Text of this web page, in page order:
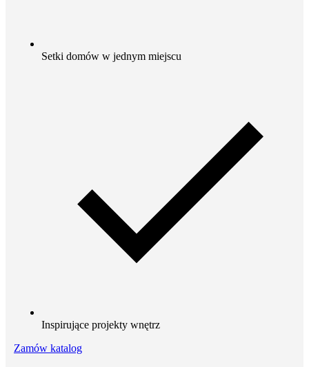
Setki domów w jednym miejscu
Inspirujące projekty wnętrz
Zamów katalog